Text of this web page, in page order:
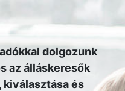
dolgozunk
az álláskeresők
és